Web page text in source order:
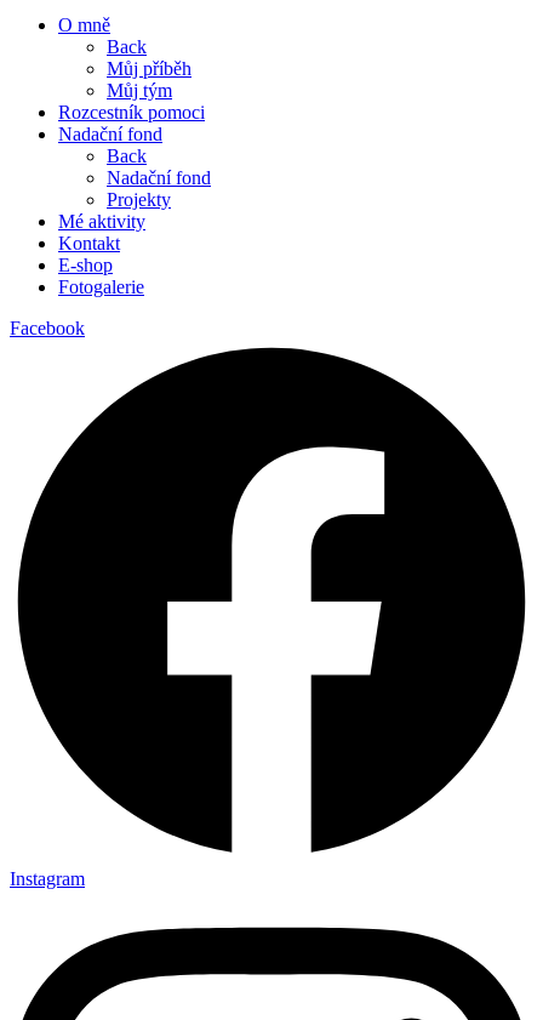
O mně
Back
Můj příběh
Můj tým
Rozcestník pomoci
Nadační fond
Back
Nadační fond
Projekty
Mé aktivity
Kontakt
E-shop
Fotogalerie
Facebook
Instagram